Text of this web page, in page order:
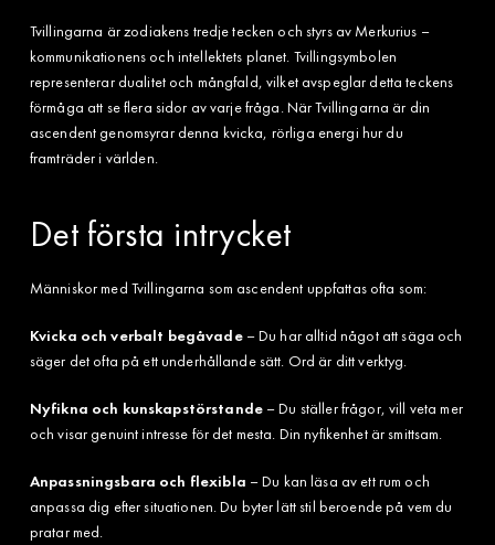
Tvillingarna är zodiakens tredje tecken och styrs av Merkurius –
kommunikationens och intellektets planet. Tvillingsymbolen
representerar dualitet och mångfald, vilket avspeglar detta teckens
förmåga att se flera sidor av varje fråga. När Tvillingarna är din
ascendent genomsyrar denna kvicka, rörliga energi hur du
framträder i världen.
Det första intrycket
Människor med Tvillingarna som ascendent uppfattas ofta som:
Kvicka och verbalt begåvade– Du har alltid något att säga och
säger det ofta på ett underhållande sätt. Ord är ditt verktyg.
Nyfikna och kunskapstörstande– Du ställer frågor, vill veta mer
och visar genuint intresse för det mesta. Din nyfikenhet är smittsam.
Anpassningsbara och flexibla – Du kan läsa av ett rum och
anpassa dig efter situationen. Du byter lätt stil beroende på vem du
pratar med.